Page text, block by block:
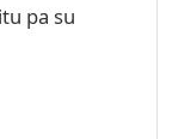
pa su